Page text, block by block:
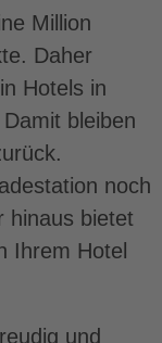
Million
Daher
Hotels in
bleiben
noch
hinaus bietet
Ihrem Hotel
und